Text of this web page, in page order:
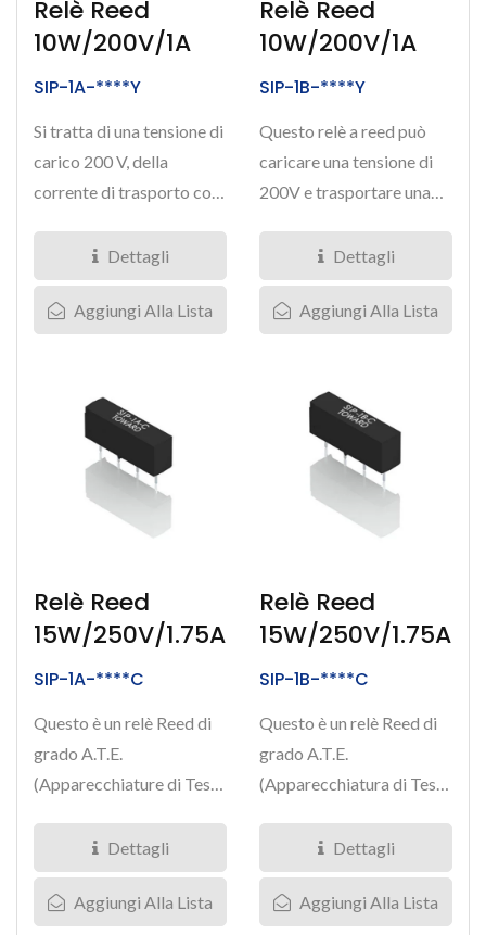
Relè Reed
10W/200V/1A
SIP-1A-****Y
Si tratta di una tensione di
carico 200 V, della
corrente di trasporto con
Dettagli
Aggiungi Alla Lista
Relè Reed
10W/200V/1A
SIP-1B-****Y
Questo relè a reed può
caricare una tensione di
200V e trasportare una
Dettagli
Aggiungi Alla Lista
Relè Reed
15W/250V/1.75A
SIP-1A-****C
Questo è un relè Reed di
grado A.T.E.
(Apparecchiature di Test
corrente... Dettagli
Aggiungi Alla Lista
Relè Reed
15W/250V/1.75A
SIP-1B-****C
Questo è un relè Reed di
grado A.T.E.
(Apparecchiatura di Test
corrente... Dettagli
Aggiungi Alla Lista